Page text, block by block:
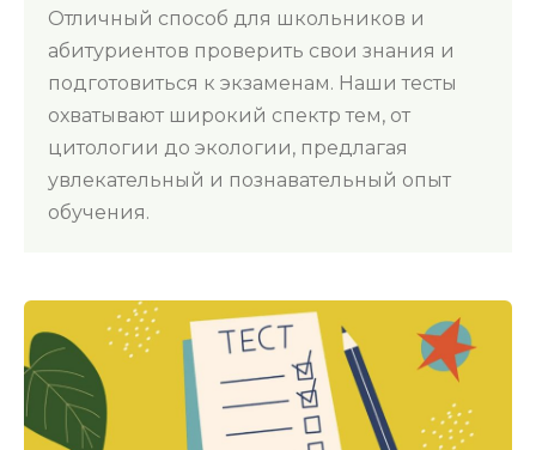
Отличный способ для школьников и
абитуриентов проверить свои знания и
подготовиться к экзаменам. Наши тесты
охватывают широкий спектр тем, от
цитологии до экологии, предлагая
увлекательный и познавательный опыт
обучения.